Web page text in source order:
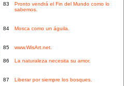
83
Pronto vendrá el Fin del Mundo como lo
sabemos.
84 Mosca como un águila.
85 www.WisArt.net.
86 La naturaleza necesita su amor.
87 Liberar por siempre los bosques.